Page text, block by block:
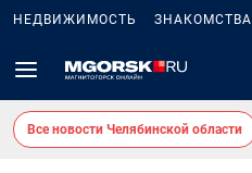
НЕДВИЖИМОСТЬ ЗНАКОМСТВА
Все новости Челябинской области